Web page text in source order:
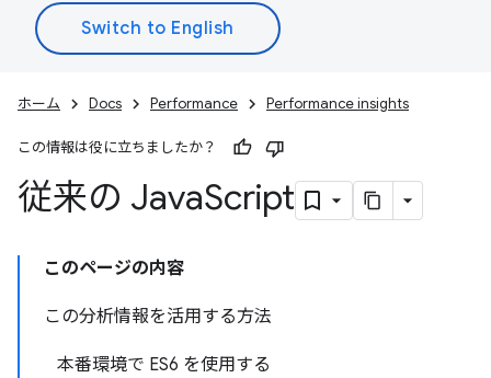
ホーム Docs Performance Performance insights
この情報は役に立ちましたか？
従来の JavaScript
このページの内容
この分析情報を活用する方法
本番環境で ES6 を使用する